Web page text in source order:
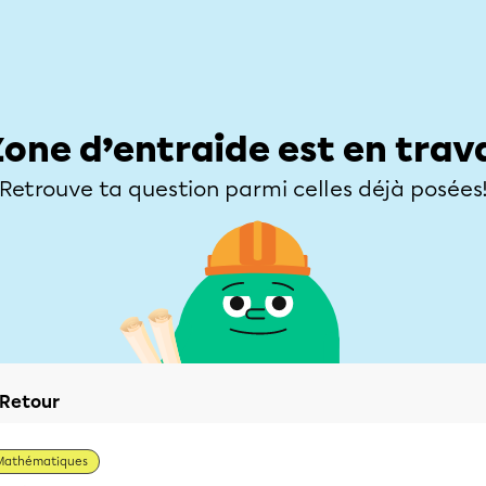
d’entraide est en
Retrouve ta question parmi celles déjà posées!
Retour